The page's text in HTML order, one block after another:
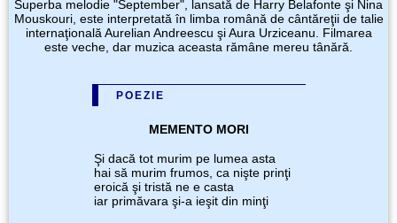
Superba melodie "September", lansată de Harry Belafonte şi Nina
Mouskouri, este interpretată în limba română de cântăreţii de talie
internaţională Aurelian Andreescu şi Aura Urziceanu. Filmarea
este veche, dar muzica aceasta rămâne mereu tânără.
POEZIE
MEMENTO MORI
Şi dacă tot murim pe lumea asta
hai să murim frumos, ca nişte prinţi
eroică şi tristă ne e casta
iar primăvara şi-a ieşit din minţi